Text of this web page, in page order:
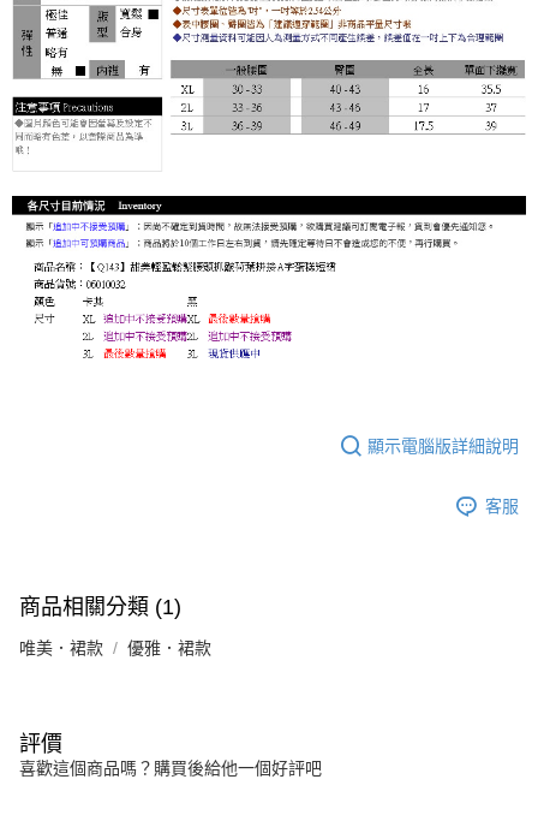
顯示電腦版詳細說明
客服
商品相關分類 (1)
唯美．裙款 優雅．裙款
評價
喜歡這個商品嗎？購買後給他一個好評吧